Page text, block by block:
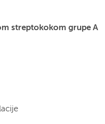
streptokokom grupe A